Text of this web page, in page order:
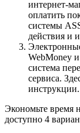
интернет-
оплатить
системы
действия и
WebMoney
система
сервиса.
инструкции.
Экономьте время
доступно 4